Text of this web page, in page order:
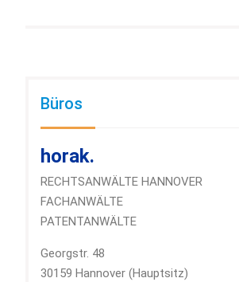
Büros
horak.
RECHTSANWÄLTE HANNOVER
FACHANWÄLTE
PATENTANWÄLTE
Georgstr. 48
30159 Hannover (Hauptsitz)